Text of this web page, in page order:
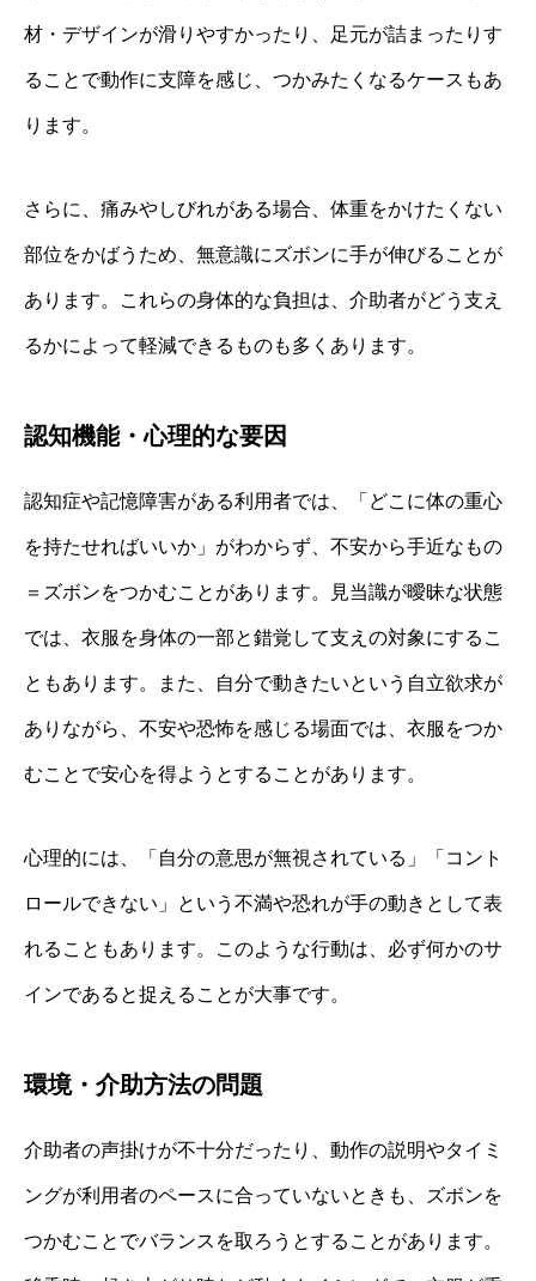
材・デザインが滑りやすかったり、足元が詰まったりす
ることで動作に支障を感じ、つかみたくなるケースもあ
ります。
さらに、痛みやしびれがある場合、体重をかけたくない
部位をかばうため、無意識にズボンに手が伸びることが
あります。これらの身体的な負担は、介助者がどう支え
るかによって軽減できるものも多くあります。
認知機能・心理的な要因
認知症や記憶障害がある利用者では、「どこに体の重心
を持たせればいいか」がわからず、不安から手近なもの
＝ズボンをつかむことがあります。見当識が曖昧な状態
では、衣服を身体の一部と錯覚して支えの対象にするこ
ともあります。また、自分で動きたいという自立欲求が
ありながら、不安や恐怖を感じる場面では、衣服をつか
むことで安心を得ようとすることがあります。
心理的には、「自分の意思が無視されている」「コント
ロールできない」という不満や恐れが手の動きとして表
れることもあります。このような行動は、必ず何かのサ
インであると捉えることが大事です。
環境・介助方法の問題
介助者の声掛けが不十分だったり、動作の説明やタイミ
ングが利用者のペースに合っていないときも、ズボンを
つかむことでバランスを取ろうとすることがあります。